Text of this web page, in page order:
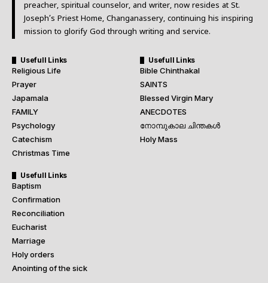
preacher, spiritual counselor, and writer, now resides at St.
Joseph’s Priest Home, Changanassery, continuing his inspiring
mission to glorify God through writing and service.
Usefull Links
Religious Life
Prayer
Japamala
FAMILY
Psychology
Catechism
Christmas Time
Usefull Links
Bible Chinthakal
SAINTS
Blessed Virgin Mary
ANECDOTES
നോമ്പുകാല ചിന്തകൾ
Holy Mass
Usefull Links
Baptism
Confirmation
Reconciliation
Eucharist
Marriage
Holy orders
Anointing of the sick